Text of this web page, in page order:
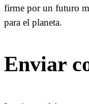
firme por un futuro
para el planeta.
Enviar